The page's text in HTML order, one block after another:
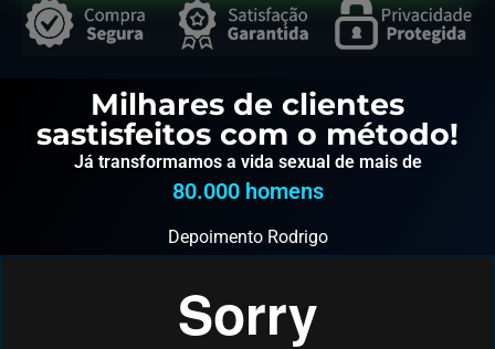
Milhares de clientes
sastisfeitos com o método!
Já transformamos a vida sexual de mais de
80.000 homens
Depoimento Rodrigo